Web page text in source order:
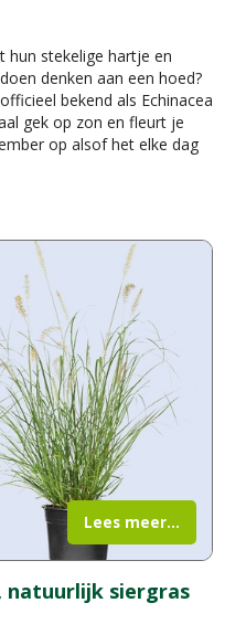
hun stekelige hartje en
denken aan een hoed?
bekend als Echinacea
gek op zon en fleurt je
op alsof het elke dag
natuurlijk siergras
Lees meer...